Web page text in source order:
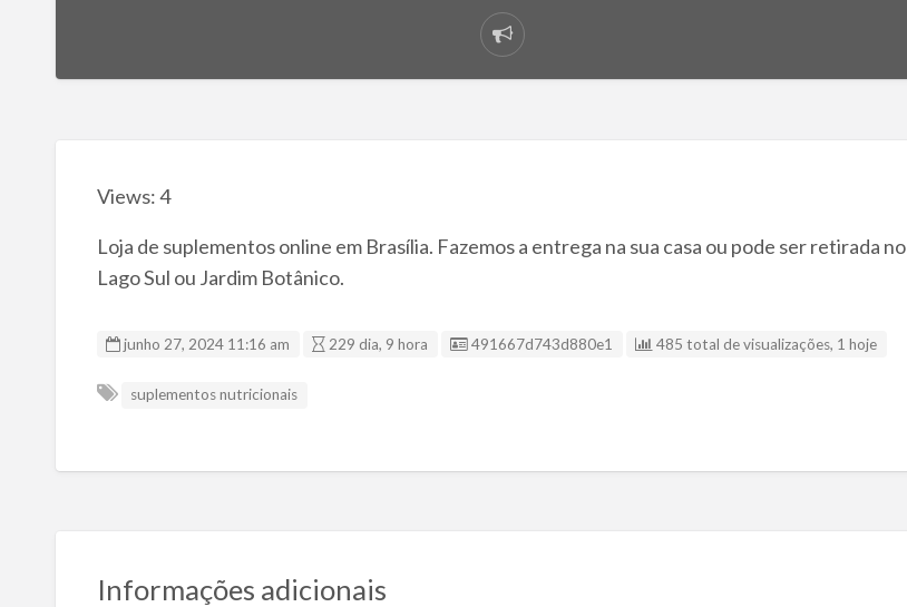
Reportar
problema
Views: 4
Loja de suplementos online em Brasília. Fazemos a entrega na sua casa ou pode ser retirada no
Lago Sul ou Jardim Botânico.
junho 27, 2024 11:16 am 229 dia, 9 hora ID da listagem
491667d743d880e1 485 total de visualizações, 1 hoje
suplementos nutricionais
Informações adicionais